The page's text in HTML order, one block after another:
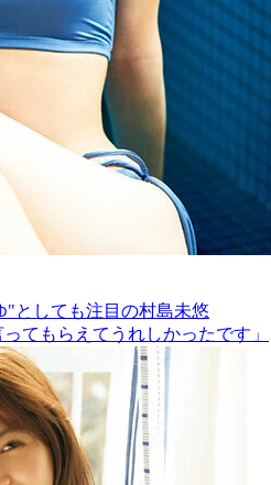
としても注目の村島未悠
てもらえてうれしかったです」